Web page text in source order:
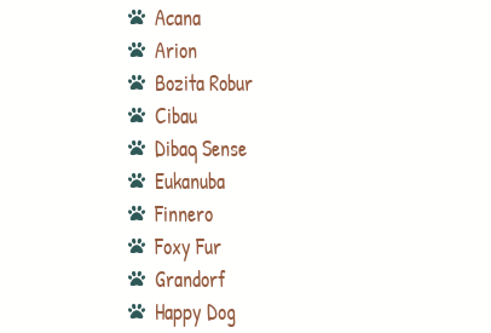
Acana
Arion
Bozita Robur
Cibau
Dibaq Sense
Eukanuba
Finnero
Foxy Fur
Grandorf
Happy Dog